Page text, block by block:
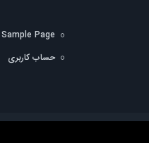
Sample Page
حساب کاربری